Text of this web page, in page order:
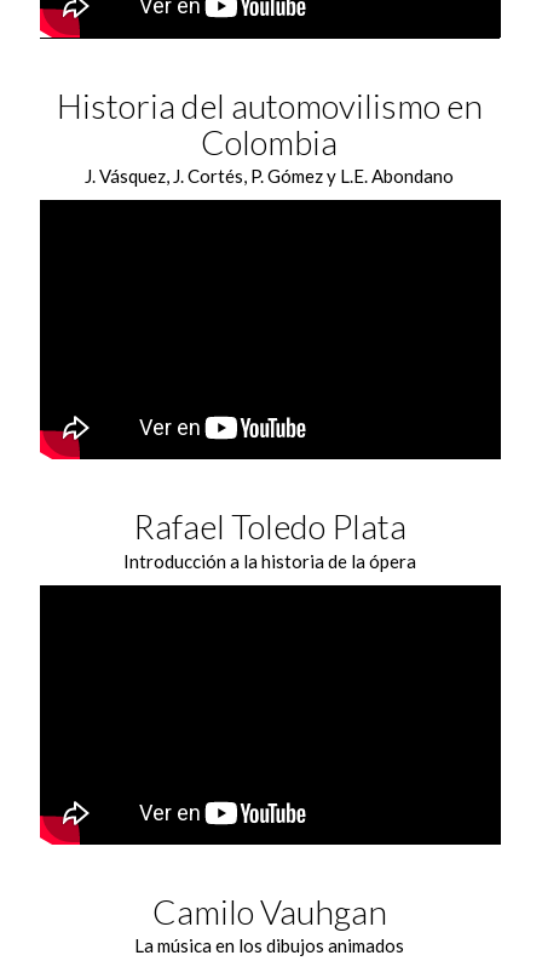
Historia del automovilismo en
Colombia
J. Vásquez, J. Cortés, P. Gómez y L.E. Abondano
Rafael Toledo Plata
Introducción a la historia de la ópera
Camilo Vauhgan
La música en los dibujos animados